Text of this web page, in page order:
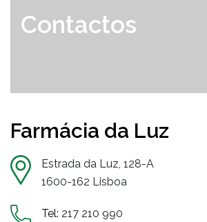
Contactos
Farmácia da Luz
Estrada da Luz, 128-A
1600-162 Lisboa
Tel: 217 210 990